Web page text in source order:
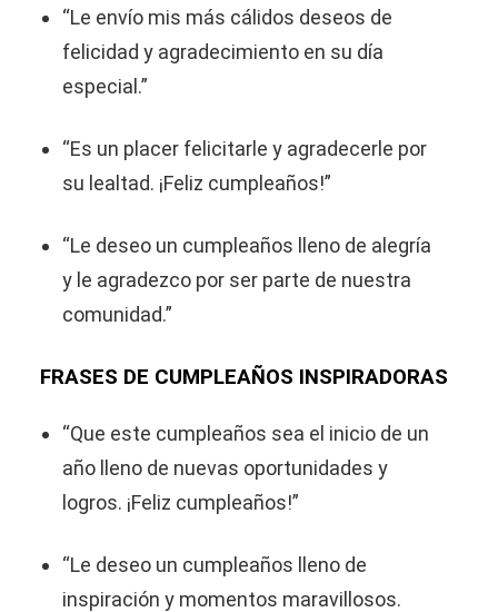
“Le envío mis más cálidos deseos de
felicidad y agradecimiento en su día
especial.”
“Es un placer felicitarle y agradecerle por
su lealtad. ¡Feliz cumpleaños!”
“Le deseo un cumpleaños lleno de alegría
y le agradezco por ser parte de nuestra
comunidad.”
FRASES DE CUMPLEAÑOS INSPIRADORAS
“Que este cumpleaños sea el inicio de un
año lleno de nuevas oportunidades y
logros. ¡Feliz cumpleaños!”
“Le deseo un cumpleaños lleno de
inspiración y momentos maravillosos.